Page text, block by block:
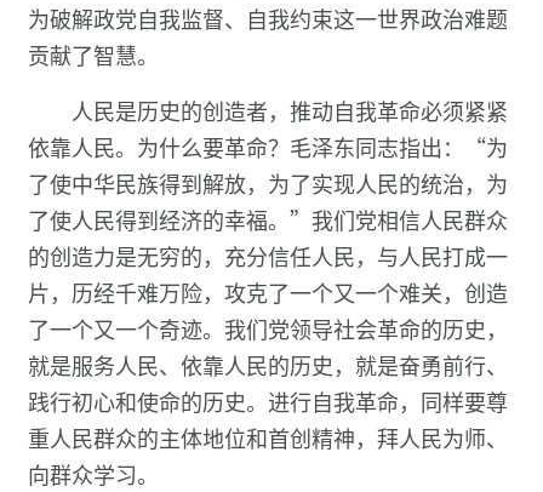
为破解政党自我监督、自我约束这一世界政治难题
贡献了智慧。
人民是历史的创造者，推动自我革命必须紧紧
依靠人民。为什么要革命？毛泽东同志指出：“为
了使中华民族得到解放，为了实现人民的统治，为
了使人民得到经济的幸福。”我们党相信人民群众
的创造力是无穷的，充分信任人民，与人民打成一
片，历经千难万险，攻克了一个又一个难关，创造
了一个又一个奇迹。我们党领导社会革命的历史，
就是服务人民、依靠人民的历史，就是奋勇前行、
践行初心和使命的历史。进行自我革命，同样要尊
重人民群众的主体地位和首创精神，拜人民为师、
向群众学习。